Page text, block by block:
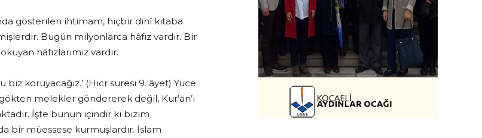
gösterilen ihtimam, hiçbir dinî kitaba
Bugün milyonlarca hâfız vardır. Bir
hâfızlarımız vardır.
biz koruyacağız.’ (Hicr suresi 9. âyet) Yüce
melekler göndererek değil, Kur’an’ı
İşte bunun içindir ki bizim
bir müessese kurmuşlardır. İslam